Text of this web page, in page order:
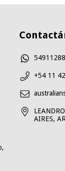
+54 11
AIRES,